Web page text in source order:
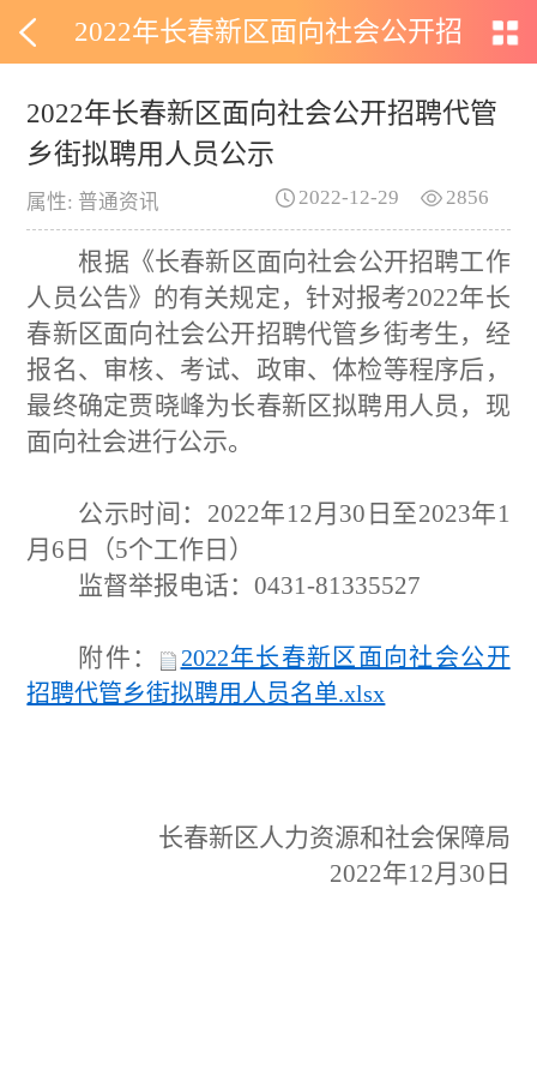
2022年长春新区面向社会公开招
聘代管乡街拟聘用人员公示
2022年长春新区面向社会公开招聘代管
乡街拟聘用人员公示
属性: 普通资讯 2856
2022-12-29
根据《长春新区面向社会公开招聘工作
人员公告》的有关规定，针对报考2022年长
春新区面向社会公开招聘代管乡街考生，经
报名、审核、考试、政审、体检等程序后，
最终确定贾晓峰为长春新区拟聘用人员，现
面向社会进行公示。
公示时间： 2022年12月30日至2023年1
月6日（5个工作日）
监督举报电话：0431-81335527
附件：
2022年长春新区面向社会公开
招聘代管乡街拟聘用人员名单.xlsx
长春新区人力资源和社会保障局
2022年12月30日